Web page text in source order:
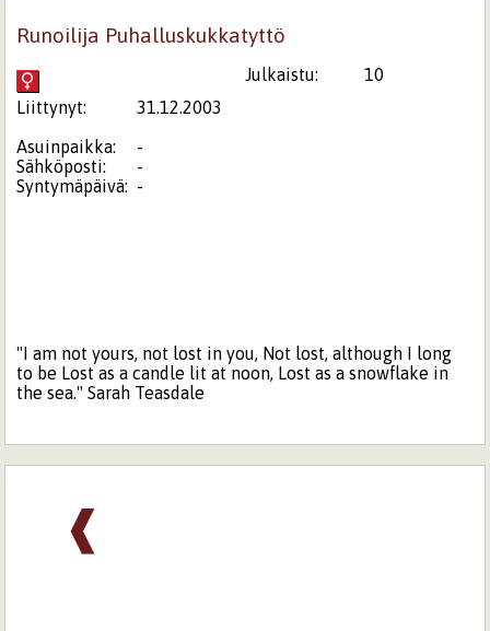
Runoilija Puhalluskukkatyttö
Julkaistu:
10
Liittynyt:
31.12.2003
Asuinpaikka:
-
Sähköposti:
-
Syntymäpäivä: -
"I am not yours, not lost in you, Not lost, although I long
to be Lost as a candle lit at noon, Lost as a snowflake in
the sea." Sarah Teasdale
❰